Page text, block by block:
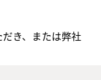
き、または弊社